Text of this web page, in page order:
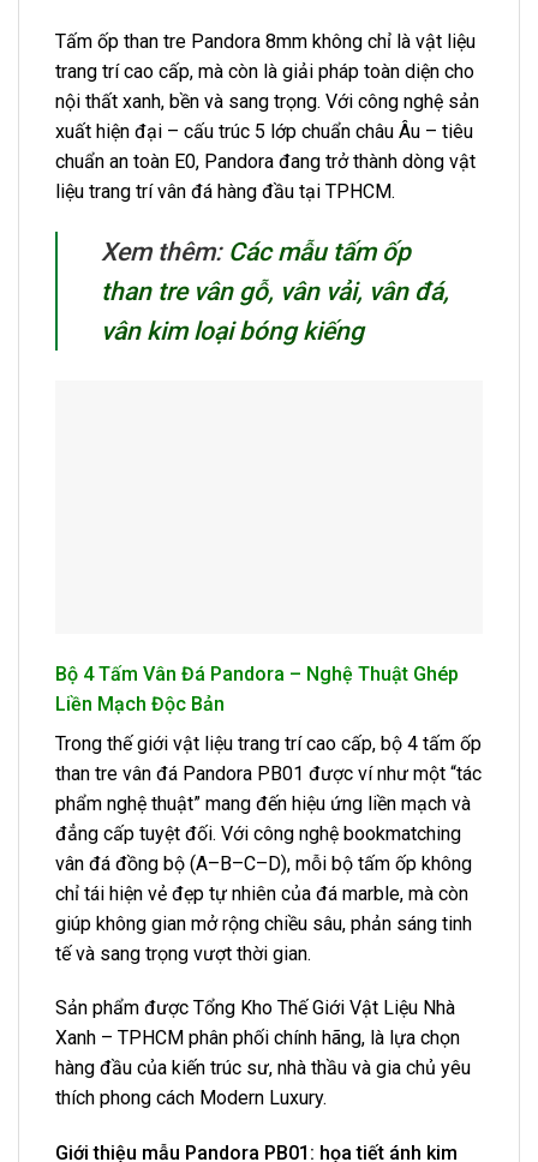
Tấm ốp than tre Pandora 8mm không chỉ là vật liệu
trang trí cao cấp, mà còn là giải pháp toàn diện cho
nội thất xanh, bền và sang trọng. Với công nghệ sản
xuất hiện đại – cấu trúc 5 lớp chuẩn châu Âu – tiêu
chuẩn an toàn E0, Pandora đang trở thành dòng vật
liệu trang trí vân đá hàng đầu tại TPHCM.
Xem thêm: Các mẫu tấm ốp
than tre vân gỗ, vân vải, vân đá,
vân kim loại bóng kiếng
Bộ 4 Tấm Vân Đá Pandora – Nghệ Thuật Ghép
Liền Mạch Độc Bản
Trong thế giới vật liệu trang trí cao cấp, bộ 4 tấm ốp
than tre vân đá Pandora PB01 được ví như một “tác
phẩm nghệ thuật” mang đến hiệu ứng liền mạch và
đẳng cấp tuyệt đối. Với công nghệ bookmatching
vân đá đồng bộ (A–B–C–D), mỗi bộ tấm ốp không
chỉ tái hiện vẻ đẹp tự nhiên của đá marble, mà còn
giúp không gian mở rộng chiều sâu, phản sáng tinh
tế và sang trọng vượt thời gian.
Sản phẩm được Tổng Kho Thế Giới Vật Liệu Nhà
Xanh – TPHCM phân phối chính hãng, là lựa chọn
hàng đầu của kiến trúc sư, nhà thầu và gia chủ yêu
thích phong cách Modern Luxury.
Giới thiệu mẫu Pandora PB01: họa tiết ánh kim